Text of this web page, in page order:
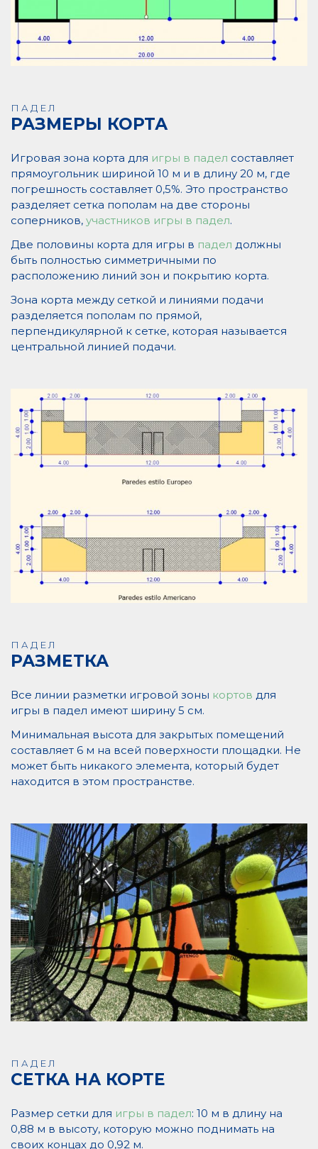
ПАДЕЛ
РАЗМЕРЫ КОРТА
Игровая зона корта для игры в падел составляет
прямоугольник шириной 10 м и в длину 20 м, где
погрешность составляет 0,5%. Это пространство
разделяет сетка пополам на две стороны
соперников, участников игры в падел.
Две половины корта для игры в падел должны
быть полностью симметричными по
расположению линий зон и покрытию корта.
Зона корта между сеткой и линиями подачи
разделяется пополам по прямой,
перпендикулярной к сетке, которая называется
центральной линией подачи.
ПАДЕЛ
РАЗМЕТКА
Все линии разметки игровой зоны кортов для
игры в падел имеют ширину 5 см.
Минимальная высота для закрытых помещений
составляет 6 м на всей поверхности площадки. Не
может быть никакого элемента, который будет
находится в этом пространстве.
ПАДЕЛ
СЕТКА НА КОРТЕ
Размер сетки для игры в падел: 10 м в длину на
0,88 м в высоту, которую можно поднимать на
своих концах до 0,92 м.